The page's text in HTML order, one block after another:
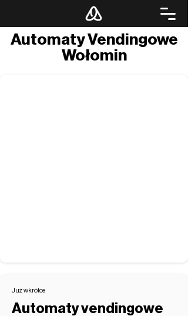
Automaty Vendingowe
Wołomin
Już wkrótce
Automaty vendingowe